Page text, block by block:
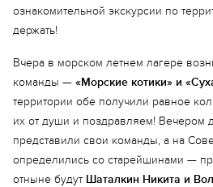
ознакомительной экскурсии по
держать!
Вчера в морском летнем лагере
команды — «Морские котики» и
территории обе получили равное
их от души и поздравляем! Вечером
представили свои команды, а на
определились со старейшинами —
отныне будут Шаталкин Никита и